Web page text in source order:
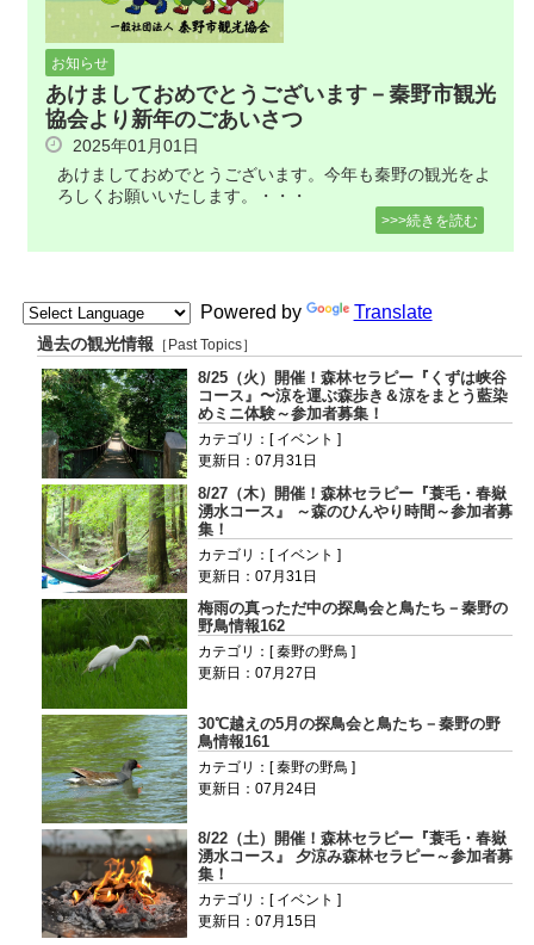
お知らせ
あけましておめでとうございます－秦野市観光
協会より新年のごあいさつ
2025年01月01日
あけましておめでとうございます。今年も秦野の観光をよ
ろしくお願いいたします。・・・
>>>続きを読む
Powered by Translate
過去の観光情報 ［Past Topics］
8/25（火）開催！森林セラピー『くずは峡谷
コース』〜涼を運ぶ森歩き＆涼をまとう藍染
めミニ体験～参加者募集！
カテゴリ：[ イベント ]
更新日：07月31日
8/27（木）開催！森林セラピー『蓑毛・春嶽
湧水コース』 ～森のひんやり時間～参加者募
集！
カテゴリ：[ イベント ]
更新日：07月31日
梅雨の真っただ中の探鳥会と鳥たち－秦野の
野鳥情報162
カテゴリ：[ 秦野の野鳥 ]
更新日：07月27日
30℃越えの5月の探鳥会と鳥たち－秦野の野
鳥情報161
カテゴリ：[ 秦野の野鳥 ]
更新日：07月24日
8/22（土）開催！森林セラピー『蓑毛・春嶽
湧水コース』 夕涼み森林セラピー～参加者募
集！
カテゴリ：[ イベント ]
更新日：07月15日